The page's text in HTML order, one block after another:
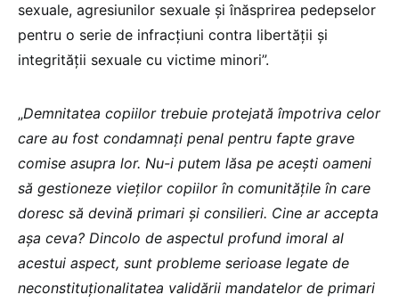
sexuale, agresiunilor sexuale şi înăsprirea pedepselor
pentru o serie de infracţiuni contra libertăţii şi
integrităţii sexuale cu victime minori”.
„Demnitatea copiilor trebuie protejată împotriva celor
care au fost condamnaţi penal pentru fapte grave
comise asupra lor. Nu-i putem lăsa pe aceşti oameni
să gestioneze vieţilor copiilor în comunităţile în care
doresc să devină primari şi consilieri. Cine ar accepta
aşa ceva? Dincolo de aspectul profund imoral al
acestui aspect, sunt probleme serioase legate de
neconstituţionalitatea validării mandatelor de primari